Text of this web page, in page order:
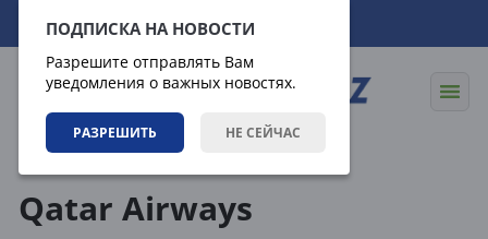
ПОДПИСКА НА НОВОСТИ
Разрешите отправлять Вам
уведомления о важных новостях.
РАЗРЕШИТЬ НЕ СЕЙЧАС
08.08.2026 19:54:39
Qatar Airways